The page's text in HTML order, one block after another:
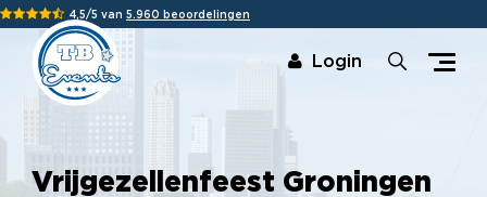
4,5/5 van 5.960 beoordelingen
Login
Vrijgezellenfeest Groningen